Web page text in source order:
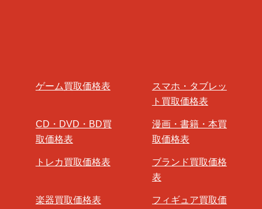
ゲーム買取価格表
スマホ・タブレッ
ト買取価格表
CD・DVD・BD買
取価格表
漫画・書籍・本買
取価格表
トレカ買取価格表
ブランド買取価格
表
楽器買取価格表
フィギュア買取価